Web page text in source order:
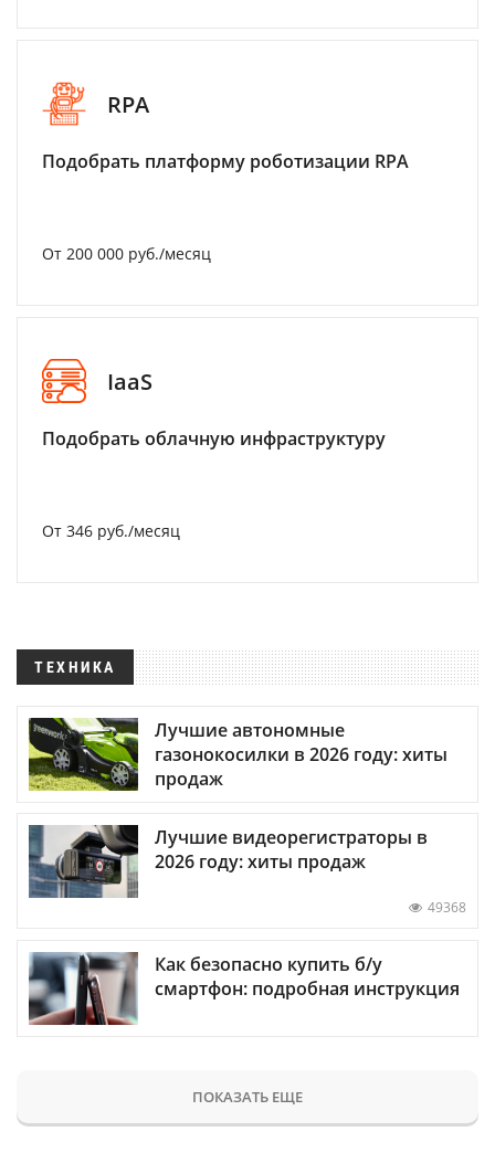
RPA
Подобрать платформу роботизации RPA
От 200 000 руб./месяц
IaaS
Подобрать облачную инфраструктуру
От 346 руб./месяц
ТЕХНИКА
Лучшие автономные
газонокосилки в 2026 году: хиты
продаж
Лучшие видеорегистраторы в
2026 году: хиты продаж
49368
Как безопасно купить б/у
смартфон: подробная инструкция
ПОКАЗАТЬ ЕЩЕ